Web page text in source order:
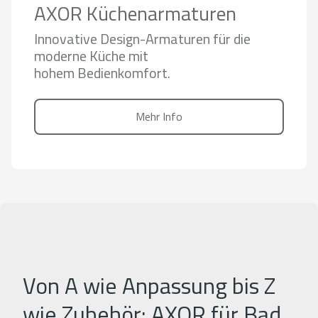
AXOR Küchenarmaturen
Innovative Design-Armaturen für die
moderne Küche mit
hohem Bedienkomfort.
Mehr Info
Von A wie Anpassung bis Z